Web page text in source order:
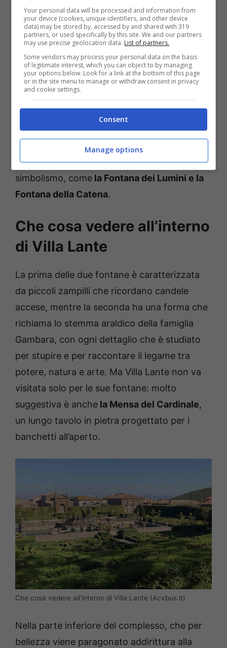
La stessa acqua proviene da una sorgente
locale e scorre senza l’ausilio di pompe,
sfruttando esclusivamente la forza di gravità,
con il risultato che ci troviamo di fronte a un
sistema idraulico tanto antico quanto
efficiente, capace ancora oggi di creare
effetti sonori e visivi diversi a seconda della
posizione del visitatore. Spostandoci tra
scalinate
in pietra peperina, si
incontrano fontane scenografiche e ricche di
simbolismo, come la Fontana dei Lumini e la
Fontana della Catena.
Che cosa vedere all’interno
di Villa Lante
La prima delle due fontane è caratterizzata
da piccoli zampilli che ricordano candele
accese, mentre la seconda ha una forma che
richiama lo stemma araldico della famiglia
Gambara, con ogni dettaglio che è studiato
per stupire e per raccontare il legame tra
potere, natura e arte. Ma Villa Lante non va
visitata solo per le sue fontane: molto
suggestiva è anche la Mensa del Cardinale,
un lungo tavolo in pietra progettato per i
banchetti all’aperto.
Che cosa vedere all’interno di Villa Lante (Acvbus.it)
Nella parte inferiore del complesso, che per
bellezza viene paragonato addirittura alla
Your personal data will be processed and information from
your device (cookies, unique identifiers, and other device
data) may be stored by, accessed by and shared with 319
partners, or used specifically by this site. We and our partners
may use precise geolocation data. List of partners.
Some vendors may process your personal data on the basis
of legitimate interest, which you can object to by managing
your options below. Look for a link at the bottom of this page
or in the site menu to manage or withdraw consent in privacy
and cookie settings.
Consent
Manage options